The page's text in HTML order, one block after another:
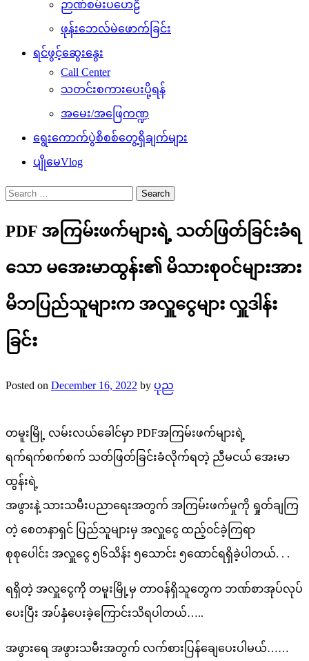
ဉာဏ်စမ်းပဟေဠိ
ဖုန်းဘေလ်မဲဖောက်ခြင်း
ရင်ဖွင့်ဆွေးနွေး
Call Center
သတင်းစကားပေးပို့ရန်
အမေး/အဖြေကဏ္ဍ
ရွေးကောက်ပွဲစိစစ်တွေ့ရှိချက်များ
ပျိုမေVlog
Search
for:
PDF အကြမ်းဖက်များရဲ့ သတ်ဖြတ်ခြင်းခံရ
သော မအေးမာထွန်း၏ မိသားစုဝင်များအား
မိဘပြည်သူများက အလှူငွေများ လှူဒါန်း
ခြင်း
Posted on December 16, 2022 by ပုည
တမူးမြို့ လမ်းလယ်ခေါင်မှာ PDFအကြမ်းဖက်များရဲ့
ရက်ရက်စက်စက် သတ်ဖြတ်ခြင်းခံလိုက်ရတဲ့ ညီမငယ် အေးမာ
ထွန်းရဲ့
အဖွားနဲ့ သားသမီးပညာရေးအတွက် အကြမ်းဖက်မှုကို ရှုတ်ချကြ
တဲ့ စေတနာရှင် ပြည်သူများမှ အလှူငွေ ထည့်၀င်ခဲ့ကြရာ
စုစုပေါင်း အလှူငွေ ၅၆သိန်း ၅သောင်း ၅ထောင်ရရှိခဲ့ပါတယ်. . .
ရရှိတဲ့ အလှူငွေကို တမူးမြို့မှ တာဝန်ရှိသူတွေက ဘဏ်စာအုပ်လုပ်
ပေးပြီး အပ်နှံပေးခဲ့ကြောင်းသိရပါတယ်…..
အဖွားရေ အဖွားသမီးအတွက် လက်စားပြန်ချေပေးပါမယ်……